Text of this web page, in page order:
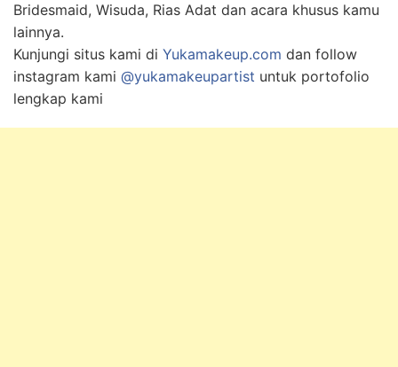
Bridesmaid, Wisuda, Rias Adat dan acara khusus kamu
lainnya.
Kunjungi situs kami di Yukamakeup.com dan follow
instagram kami @yukamakeupartist untuk portofolio
lengkap kami